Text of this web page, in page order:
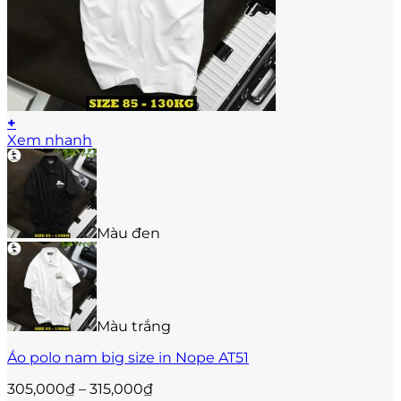
+
Sản
phẩm
này
biến
thể.
Các
tùy
chọn
thể
chọn
trang
Xem nhanh
Màu đen
Màu trắng
Áo polo nam big size in Nope AT51
305,000₫ – 315,000₫Khoảng